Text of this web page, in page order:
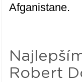
Afganistane.
Robert